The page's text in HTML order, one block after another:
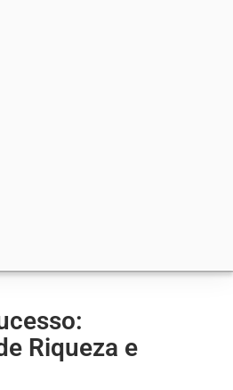
Riqueza e